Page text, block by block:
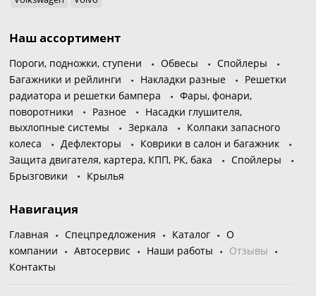
Наш ассортимент
Пороги, подножки, ступени Обвесы
Спойлеры
Багажники и рейлинги
Накладки разные
Решетки
радиатора и решетки бампера
Фары, фонари,
поворотники
Разное
Насадки глушителя,
выхлопные системы
Зеркала
Колпаки запасного
колеса
Дефлекторы
Коврики в салон и багажник
Защита двигателя, картера, КПП, РК, бака
Спойлеры
Брызговики
Крылья
Навигация
Главная Спецпредложения Каталог
О
компании
Автосервис Наши работы
Отзывы
Контакты